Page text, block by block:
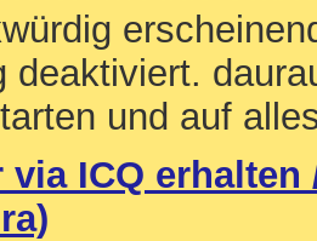
deaktiviert.
und auf
via ICQ